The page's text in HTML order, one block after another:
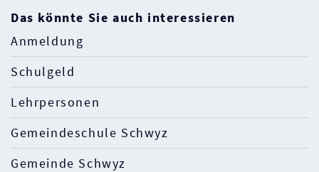
Das könnte Sie auch interessieren
Anmeldung
Schulgeld
Lehrpersonen
Gemeindeschule Schwyz
Gemeinde Schwyz